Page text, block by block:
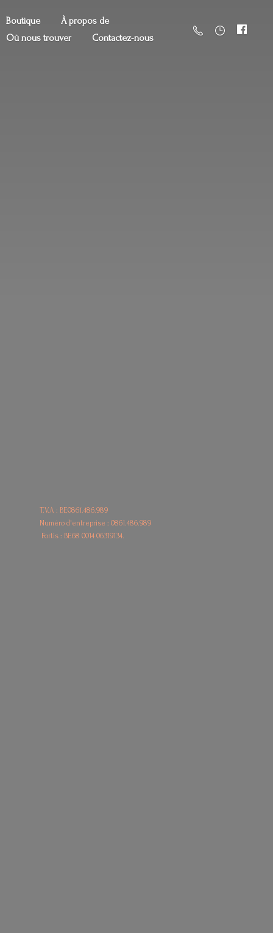
Boutique
À propos de
Où nous trouver
Contactez-nous
T.V.A : BE0861.486.989
Numéro d'entreprise : 0861.486.989
Fortis : BE680014 06319134.